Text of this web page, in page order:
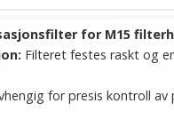
for M15
Filteret festes raskt og
for presis kontroll av